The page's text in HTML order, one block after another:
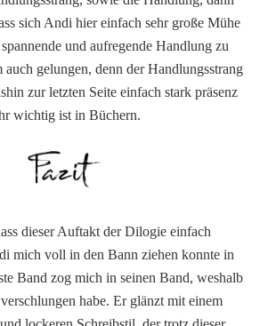
sich Andi hier einfach sehr große Mühe
und aufregende Handlung zu
auch gelungen, denn der Handlungsstrang
zur letzten Seite einfach stark präsenz
wichtig ist in Büchern.
dieser Auftakt der Dilogie einfach
mich voll in den Bann ziehen konnte in
Band zog mich in seinen Band, weshalb
habe. Er glänzt mit einem